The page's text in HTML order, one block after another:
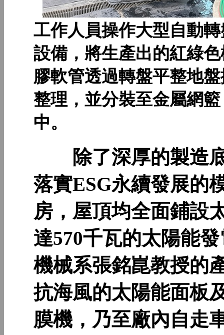
工作人員操作大型自動
設備，將生產出的紅綠
膠軟管透過轉盤平整地
整理，並分裝至金屬網籃
中。
除了深厚的製造底
落實ESG永續發展的
房，屋頂均全面鋪設
達570千瓦的太陽能
機械系張銘崑教授的
抗海風的太陽能面板
膜機，乃至廠內自走